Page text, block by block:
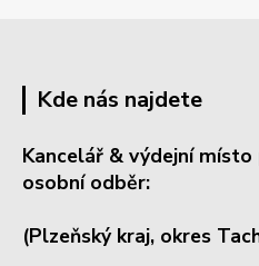
Kde nás najdete
Kancelář & výdejní místo
osobní odběr:
(Plzeňský kraj, okres